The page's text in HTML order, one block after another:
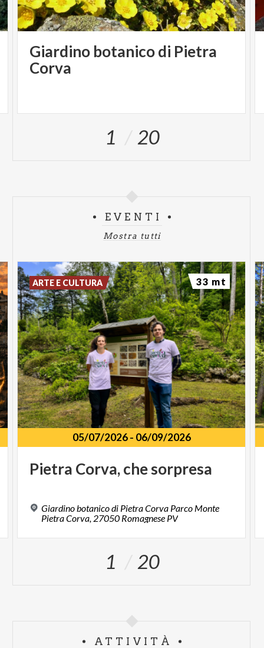
Giardino botanico di Pietra
Corva
1 20
EVENTI
Mostra tutti
05/07/2026- 06/09/2026
Pietra Corva,chesorpresa
Giardino botanico di Pietra Corva Parco Monte
Pietra Corva, 27050 Romagnese PV
ARTE E CULTURA 33 mt
1 20
ATTIVITÀ